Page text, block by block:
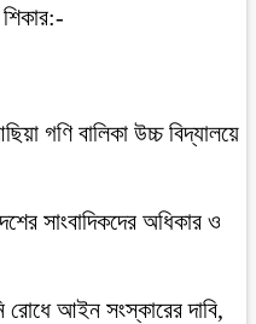
গণি বালিকা উচ্চ বিদ্যালয়ে
সাংবাদিকদের অধিকার ও
রোধে আইন সংস্কারের দাবি,